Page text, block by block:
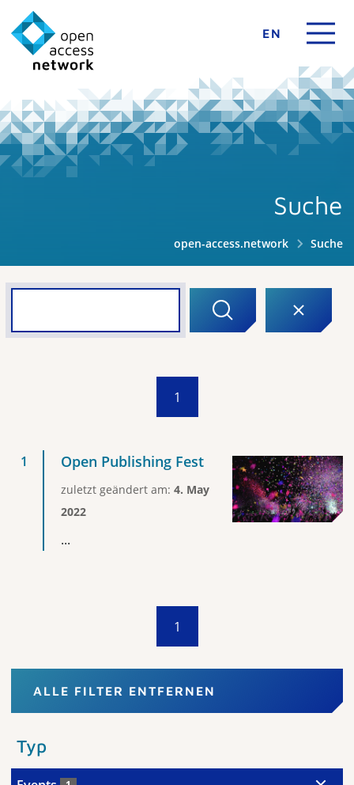
EN
Suche
open-access.network Suche
1
Open Publishing Fest
zuletzt geändert am: 4. May
2022
...
1
ALLE FILTER ENTFERNEN
Typ